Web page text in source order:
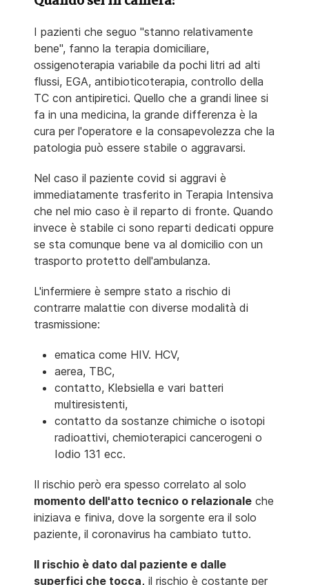
I pazienti che seguo "stanno relativamente
bene", fanno la terapia domiciliare,
ossigenoterapia variabile da pochi litri ad alti
flussi, EGA, antibioticoterapia, controllo della
TC con antipiretici. Quello che a grandi linee si
fa in una medicina, la grande differenza è la
cura per l'operatore e la consapevolezza che la
patologia può essere stabile o aggravarsi.
Nel caso il paziente covid si aggravi è
immediatamente trasferito in Terapia Intensiva
che nel mio caso è il reparto di fronte. Quando
invece è stabile ci sono reparti dedicati oppure
se sta comunque bene va al domicilio con un
trasporto protetto dell'ambulanza.
L'infermiere è sempre stato a rischio di
contrarre malattie con diverse modalità di
trasmissione:
ematica come HIV. HCV,
aerea, TBC,
contatto, Klebsiella e vari batteri
multiresistenti,
contatto da sostanze chimiche o isotopi
radioattivi, chemioterapici cancerogeni o
Iodio 131 ecc.
Il rischio però era spesso correlato al solo
momento dell'atto tecnico o relazionale che
iniziava e finiva, dove la sorgente era il solo
paziente, il coronavirus ha cambiato tutto.
Il rischio è dato dal paziente e dalle
superfici che tocca, il rischio è costante per